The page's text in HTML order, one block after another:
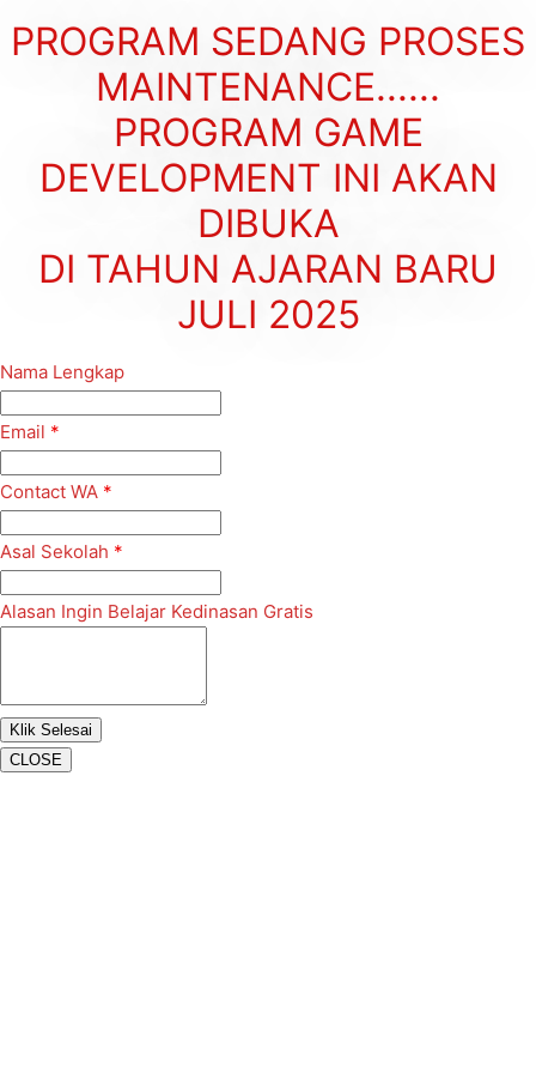
PROGRAM SEDANG PROSES
MAINTENANCE......
PROGRAM GAME
DEVELOPMENT INI AKAN
DIBUKA
DI TAHUN AJARAN BARU
JULI 2025
Nama Lengkap
Email *
Contact WA *
Asal Sekolah *
Alasan Ingin Belajar Kedinasan Gratis
CLOSE